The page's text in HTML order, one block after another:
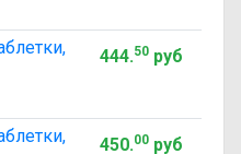
444.50руб
450.00руб